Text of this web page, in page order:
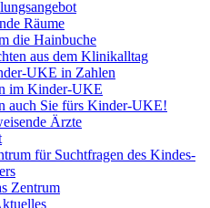
Räume
die Hainbuche
aus dem Klinikalltag
UKE in Zahlen
im Kinder-UKE
auch Sie fürs Kinder-UKE!
Ärzte
für Suchtfragen des Kindes-
Zentrum